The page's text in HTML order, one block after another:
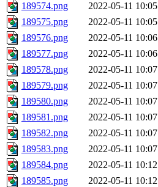
189574.png
2022-05-11 10:05
189575.png
2022-05-11 10:05
189576.png
2022-05-11 10:06
189577.png
2022-05-11 10:06
189578.png
2022-05-11 10:07
189579.png
2022-05-11 10:07
189580.png
2022-05-11 10:07
189581.png
2022-05-11 10:07
189582.png
2022-05-11 10:07
189583.png
2022-05-11 10:07
189584.png
2022-05-11 10:12
189585.png
2022-05-11 10:12